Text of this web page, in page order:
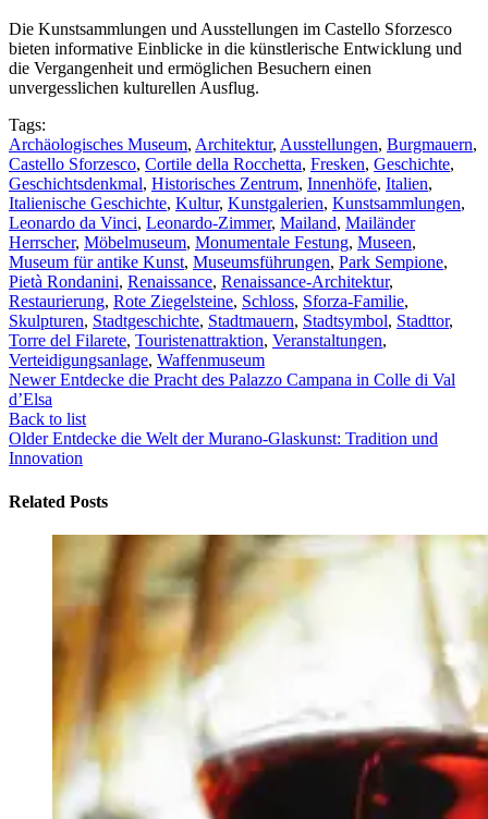
Die Kunstsammlungen und Ausstellungen im Castello Sforzesco
bieten informative Einblicke in die künstlerische Entwicklung und
die Vergangenheit und ermöglichen Besuchern einen
unvergesslichen kulturellen Ausflug.
Tags:
Archäologisches Museum, Architektur, Ausstellungen, Burgmauern,
Castello Sforzesco, Cortile della Rocchetta, Fresken, Geschichte,
Geschichtsdenkmal, Historisches Zentrum, Innenhöfe, Italien,
Italienische Geschichte, Kultur, Kunstgalerien, Kunstsammlungen,
Leonardo da Vinci, Leonardo-Zimmer, Mailand, Mailänder
Herrscher, Möbelmuseum, Monumentale Festung, Museen,
Museum für antike Kunst, Museumsführungen, Park Sempione,
Pietà Rondanini, Renaissance, Renaissance-Architektur,
Restaurierung, Rote Ziegelsteine, Schloss, Sforza-Familie,
Skulpturen, Stadtgeschichte, Stadtmauern, Stadtsymbol, Stadttor,
Torre del Filarete, Touristenattraktion, Veranstaltungen,
Verteidigungsanlage, Waffenmuseum
Newer Entdecke die Pracht des Palazzo Campana in Colle di Val
d’Elsa
Back to list
Older Entdecke die Welt der Murano-Glaskunst: Tradition und
Innovation
Related Posts